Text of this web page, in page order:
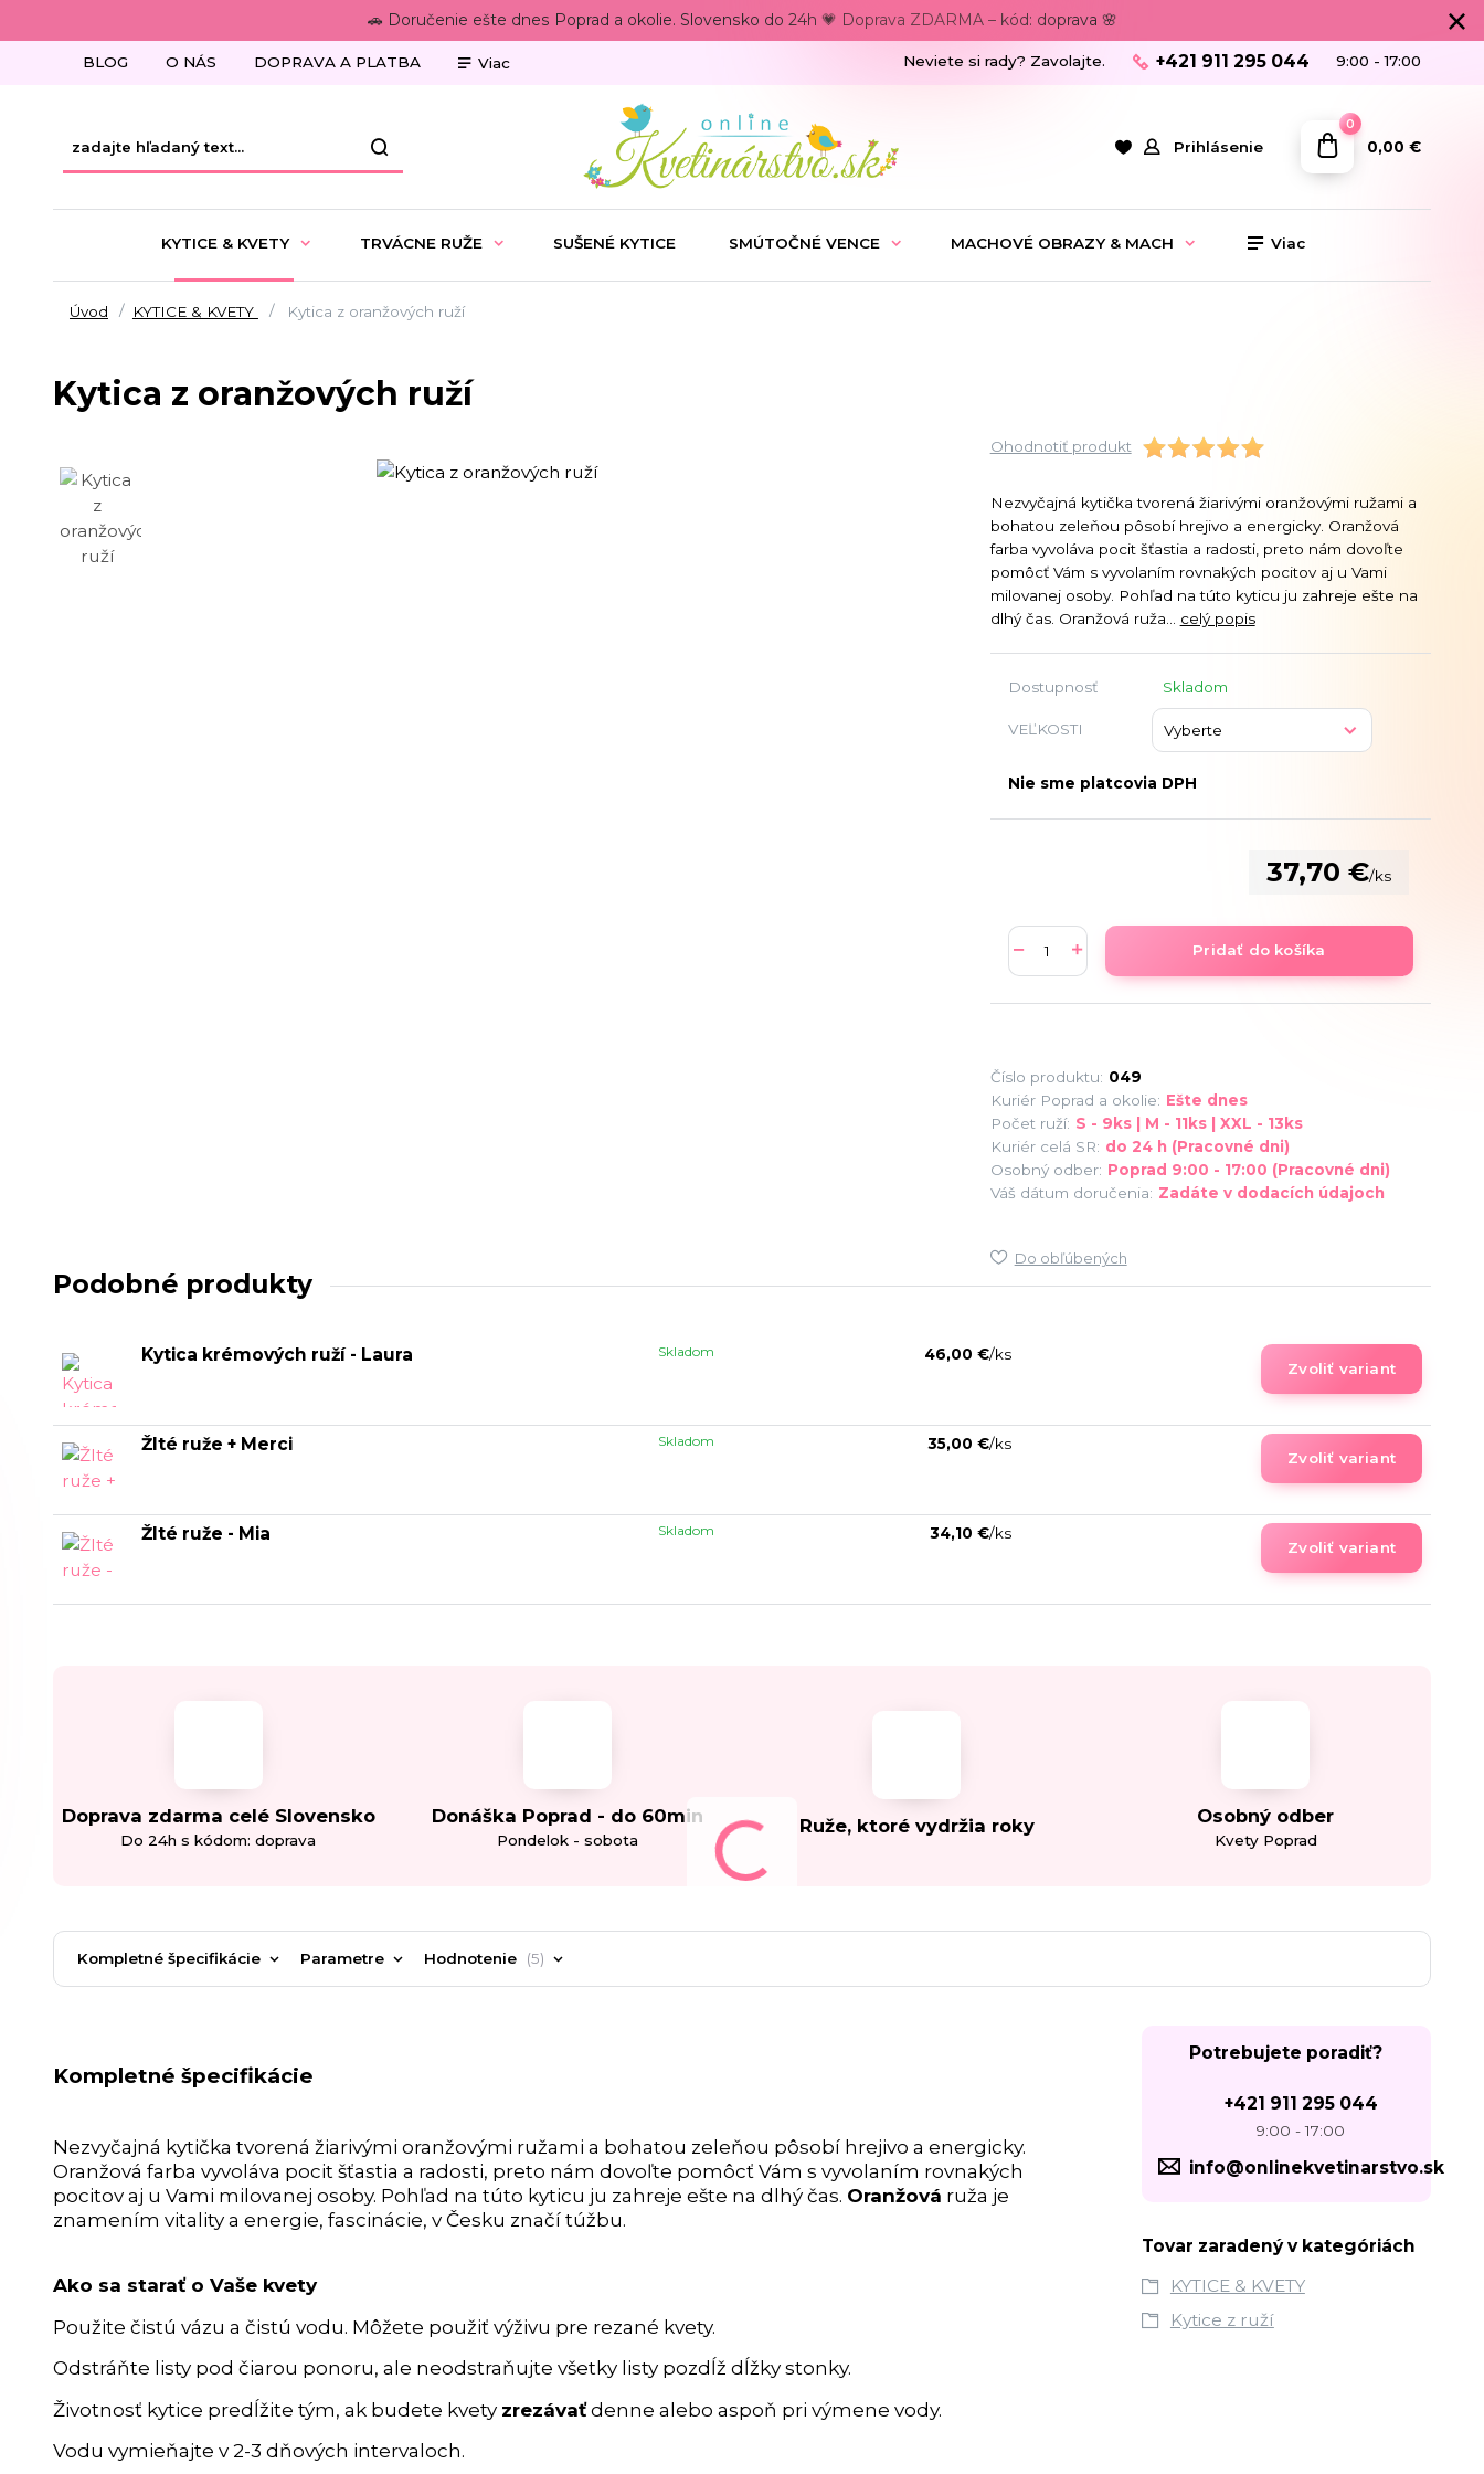
🚗 Doručenie ešte dnes Poprad a okolie. Slovensko do 24h 💗 Doprava ZDARMA – kód: doprava 🌸
BLOG O NÁS DOPRAVA A PLATBA Viac
Prihlásenie
Neviete si rady? Zavolajte. +421 911 295 044 9:00 - 17:00
0
0,00 €
KYTICE & KVETY TRVÁCNE RUŽE SUŠENÉ KYTICE SMÚTOČNÉ VENCE MACHOVÉ OBRAZY & MACH Viac
Úvod KYTICE & KVETY Kytica z oranžových ruží
Kytica z oranžových ruží
Ohodnotiť produkt
Nezvyčajná kytička tvorená žiarivými oranžovými ružami a
bohatou zeleňou pôsobí hrejivo a energicky. Oranžová
farba vyvoláva pocit šťastia a radosti, preto nám dovoľte
pomôcť Vám s vyvolaním rovnakých pocitov aj u Vami
milovanej osoby. Pohľad na túto kyticu ju zahreje ešte na
dlhý čas. Oranžová ruža... celý popis
Dostupnosť Skladom
VEĽKOSTI
Nie sme platcovia DPH
37,70 €/ks
Pridať do košíka
Číslo produktu: 049
Kuriér Poprad a okolie: Ešte dnes
Počet ruží: S - 9ks | M - 11ks | XXL - 13ks
Kuriér celá SR: do 24 h (Pracovné dni)
Osobný odber: Poprad 9:00 - 17:00 (Pracovné dni)
Váš dátum doručenia: Zadáte v dodacích údajoch
Do obľúbených
Podobné produkty
Kytica krémových ruží - Laura 46,00 €/ks
Skladom
Zvoliť variant
Žlté ruže + Merci 35,00 €/ks
Skladom
Zvoliť variant
Žlté ruže - Mia 34,10 €/ks
Skladom
Zvoliť variant
Doprava zdarma celé Slovensko
Do 24h s kódom: doprava
Donáška Poprad - do 60min
Pondelok - sobota
Ruže, ktoré vydržia roky Osobný odber
Kvety Poprad
Kompletné špecifikácie Parametre Hodnotenie 5
Kompletné špecifikácie
Nezvyčajná kytička tvorená žiarivými oranžovými ružami a bohatou zeleňou pôsobí hrejivo a energicky.
Oranžová farba vyvoláva pocit šťastia a radosti, preto nám dovoľte pomôcť Vám s vyvolaním rovnakých
pocitov aj u Vami milovanej osoby. Pohľad na túto kyticu ju zahreje ešte na dlhý čas. Oranžová ruža je
znamením vitality a energie, fascinácie, v Česku značí túžbu.
Ako sa starať o Vaše kvety
Použite čistú vázu a čistú vodu. Môžete použiť výživu pre rezané kvety.
Odstráňte listy pod čiarou ponoru, ale neodstraňujte všetky listy pozdĺž dĺžky stonky.
Životnosť kytice predĺžite tým, ak budete kvety zrezávaťdenne alebo aspoň pri výmene vody.
Vodu vymieňajte v 2-3 dňových intervaloch.
Potrebujete poradiť?
+421 911 295 044
9:00 - 17:00
info@onlinekvetinarstvo.sk
Tovar zaradený v kategóriách
KYTICE & KVETY
Kytice z ruží